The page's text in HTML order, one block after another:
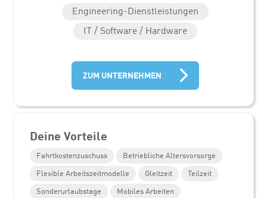
Engineering-Dienstleistungen
IT / Software / Hardware
ZUM UNTERNEHMEN
Deine Vorteile
Fahrtkostenzuschuss
Betriebliche Altersvorsorge
Flexible Arbeitszeitmodelle
Gleitzeit
Teilzeit
Sonderurlaubstage
Mobiles Arbeiten